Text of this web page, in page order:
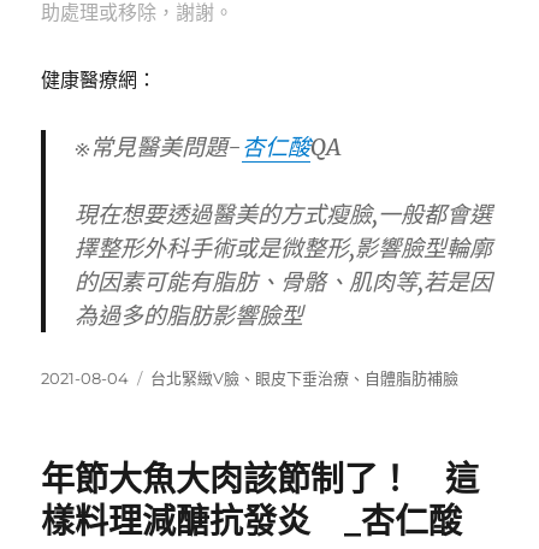
助處理或移除，謝謝。
健康醫療網：
※常見醫美問題-杏仁酸QA
現在想要透過醫美的方式瘦臉,一般都會選
擇整形外科手術或是微整形,影響臉型輪廓
的因素可能有脂肪、骨骼、肌肉等,若是因
為過多的脂肪影響臉型
發
2021-08-04
標
台北緊緻V臉 、 眼皮下垂治療 、 自體脂肪補臉
年節大魚大肉該節制了！ 這
樣料理減醣抗發炎 _杏仁酸